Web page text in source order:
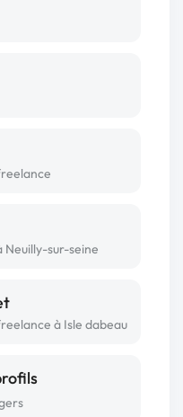
sur-seine
à Isle dabeau